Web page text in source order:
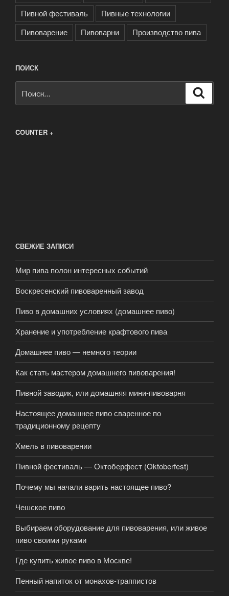
Пивной фестиваль
Пивные технологии
Пивоварение
Пивоварни Производство пива
ПОИСК
COUNTER +
СВЕЖИЕ ЗАПИСИ
Мир пива полон интересных событий
Воскресенский пивоваренный завод
Пиво в домашних условиях (домашнее пиво)
Хранение и употребление крафтового пива
Домашнее пиво — немного теории
Как стать мастером домашнего пивоварения!
Пивной заводик, или домашняя мини-пивоварня
Настоящее домашнее пиво сваренное по
традиционному рецепту
Хмель в пивоварении
Пивной фестиваль — Октоберфест (Oktoberfest)
Почему мы начали варить настоящее пиво?
Чешское пиво
Выбираем оборудование для пивоварения, или живое
пиво своими руками
Где купить живое пиво в Москве!
Пенный напиток от монахов-траппистов